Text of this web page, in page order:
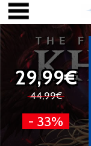
29,99€
44,99€
- 33%